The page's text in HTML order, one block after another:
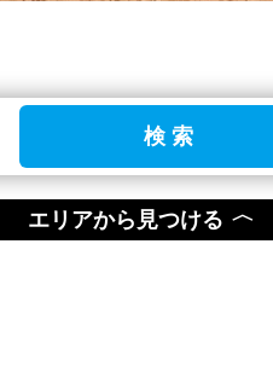
検 索
エリアから見つける 〈